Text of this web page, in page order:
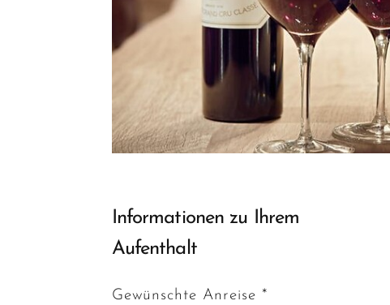
Informationen zu Ihrem
Aufenthalt
Gewünschte Anreise *